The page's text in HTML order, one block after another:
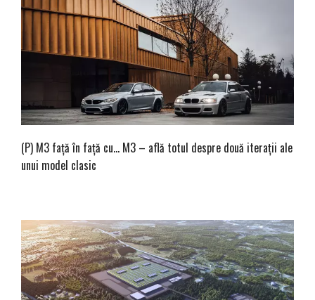
(P) M3 față în față cu… M3 – află totul despre două iterații ale
unui model clasic